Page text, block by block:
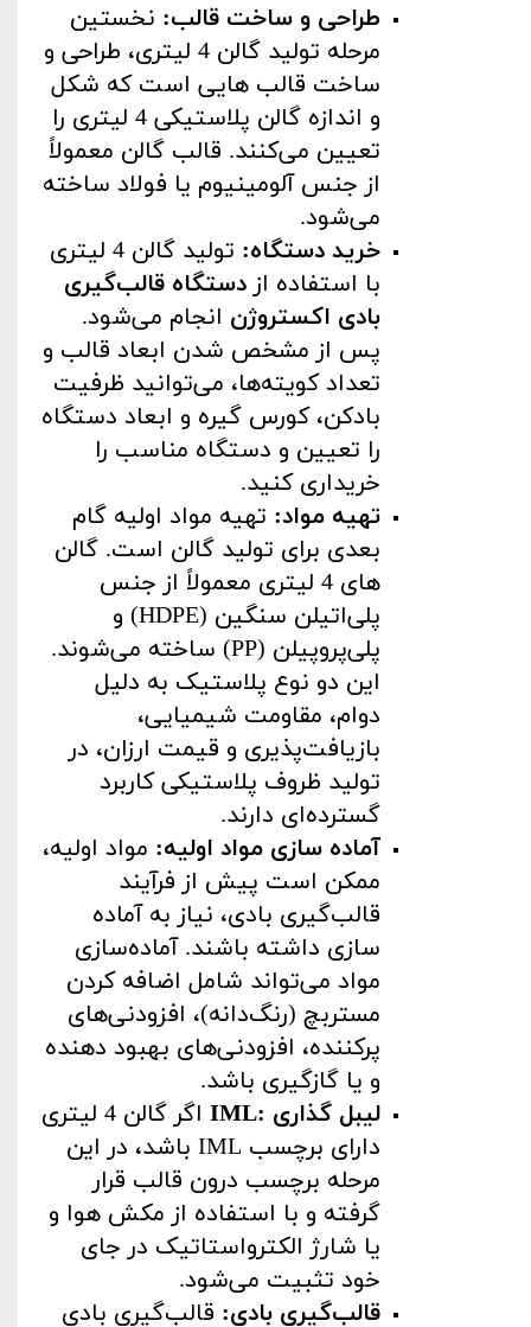
طراحی و ساخت قالب: نخستین
مرحله تولید گالن 4 لیتری، طراحی و
ساخت قالب هایی است که شکل
و اندازه گالن پلاستیکی 4 لیتری را
تعیین می‌کنند. قالب گالن معمولاً
از جنس آلومینیوم یا فولاد ساخته
می‌شود.
خرید دستگاه:
تولید گالن 4 لیتری
با استفاده از دستگاه قالب‌گیری
بادی اکستروژن انجام می‌شود.
پس از مشخص شدن ابعاد قالب و
تعداد کویته‌ها، می‌توانید ظرفیت
بادکن، کورس گیره و ابعاد دستگاه
را تعیین و دستگاه مناسب را
خریداری کنید.
تهیه مواد: تهیه مواد اولیه گام
بعدی برای تولید گالن است. گالن
های 4 لیتری معمولاً از جنس
پلی‌اتیلن سنگین (HDPE) و
پلی‌پروپیلن (PP) ساخته می‌شوند.
این دو نوع پلاستیک به دلیل
دوام، مقاومت شیمیایی،
بازیافت‌پذیری و قیمت ارزان، در
تولید ظروف پلاستیکی کاربرد
گسترده‌ای دارند.
آماده سازی مواد اولیه: مواد اولیه،
ممکن است پیش از فرآیند
قالب‌گیری بادی، نیاز به آماده
سازی داشته باشند. آماده‌سازی
مواد می‌تواند شامل اضافه کردن
مستربچ (رنگ‌دانه)، افزودنی‌های
پرکننده، افزودنی‌های بهبود دهنده
و یا گازگیری باشد.
لیبل گذاری IML:
اگر گالن 4 لیتری
دارای برچسب IML باشد، در این
مرحله برچسب درون قالب قرار
گرفته و با استفاده از مکش هوا و
یا شارژ الکترواستاتیک در جای
خود تثبیت می‌شود.
قالب‌گیری بادی: قالب‌گیری بادی